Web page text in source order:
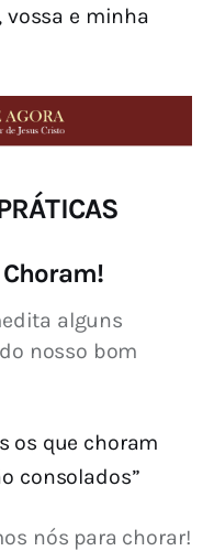
vossa e minha
alguns
nosso bom
os que choram
consolados”
nós para chorar!